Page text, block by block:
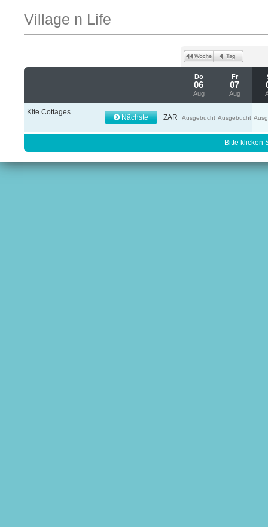
Village n Life
Do
06
Aug
Fr
07
Aug
Kite Cottages
Nächste ZAR Ausgebucht Ausgebucht
Bitte klicken